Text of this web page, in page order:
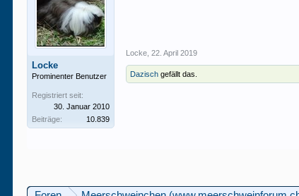
Locke
Prominenter Benutzer
Registriert seit:
30. Januar 2010
Beiträge:
10.839
Locke 22. April 2019
Dazisch gefällt das.